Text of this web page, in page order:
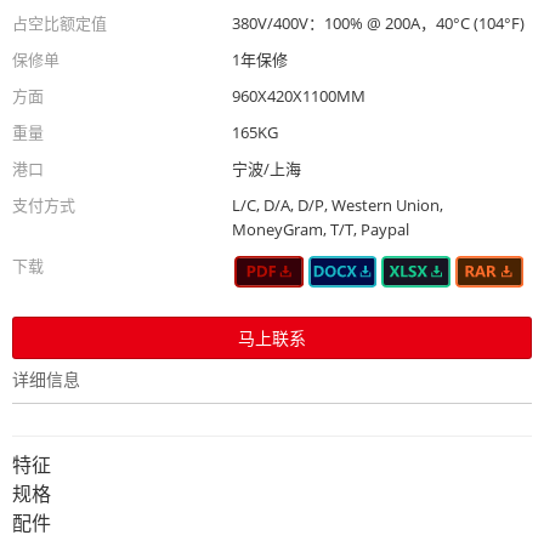
占空比额定值
380V/400V：100% @ 200A，40°C (104°F)
保修单
1年保修
方面
960X420X1100MM
重量
165KG
港口
宁波/上海
支付方式
L/C, D/A, D/P, Western Union,
MoneyGram, T/T, Paypal
下载
马上联系
详细信息
特征
规格
配件